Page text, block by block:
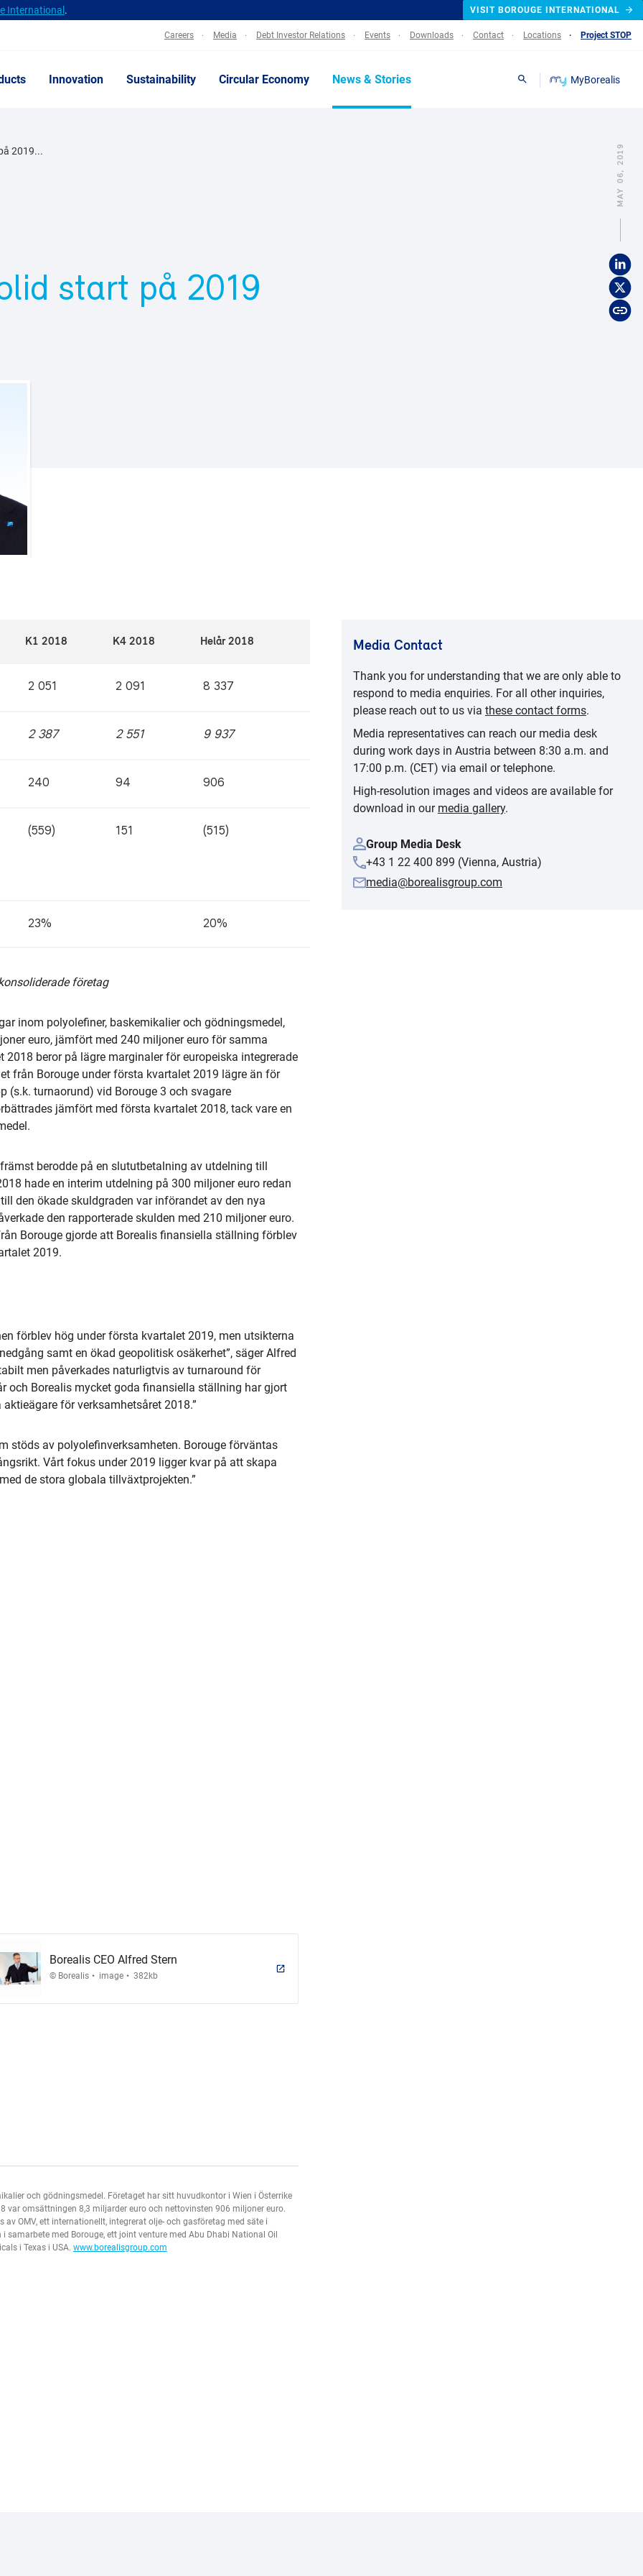
International. VISIT BOROUGE INTERNATIONAL
Careers Media Debt Investor Relations Events Downloads Contact Locations Project STOP
Innovation Sustainability Circular Economy News & Stories Search MyBorealis
MAY 06, 2019
start på 2019
2019...
K1 2018 K4 2018 Helår 2018
2 051 2 091 8 337
2 387 2 551 9 937
240 94 906
(559) 151 (515)
23% 20%
företag
inom polyolefiner, baskemikalier och gödningsmedel,
euro, jämfört med 240 miljoner euro för samma
beror på lägre marginaler för europeiska integrerade
från Borouge under första kvartalet 2019 lägre än för
(s.k. turnaorund) vid Borouge 3 och svagare
jämfört med första kvartalet 2018, tack vare en
berodde på en slututbetalning av utdelning till
hade en interim utdelning på 300 miljoner euro redan
den ökade skuldgraden var införandet av den nya
den rapporterade skulden med 210 miljoner euro.
Borouge gjorde att Borealis finansiella ställning förblev
2019.
förblev hög under första kvartalet 2019, men utsikterna
samt en ökad geopolitisk osäkerhet”, säger Alfred
men påverkades naturligtvis av turnaround för
och Borealis mycket goda finansiella ställning har gjort
för verksamhetsåret 2018.”
stöds av polyolefinverksamheten. Borouge förväntas
Vårt fokus under 2019 ligger kvar på att skapa
de stora globala tillväxtprojekten.”
Borealis CEO Alfred Stern
© Borealis . image . 382kb
och gödningsmedel. Företaget har sitt huvudkontor i Wien i Österrike
var omsättningen 8,3 miljarder euro och nettovinsten 906 miljoner euro.
OMV, ett internationellt, integrerat olje- och gasföretag med säte i
med Borouge, ett joint venture med Abu Dhabi National Oil
i Texas i USA. www.borealisgroup.com
Media Contact
Thank you for understanding that we are only able to
respond to media enquiries. For all other inquiries,
please reach out to us via these contact forms.
Media representatives can reach our media desk
during work days in Austria between 8:30 a.m. and
17:00 p.m. (CET) via email or telephone.
High-resolution images and videos are available for
download in our media gallery.
Group Media Desk
+43 1 22 400 899 (Vienna, Austria)
media@borealisgroup.com